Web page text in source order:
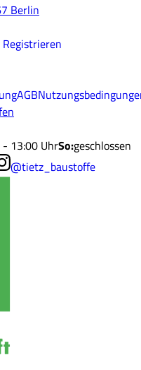
Berlin
AGB
13:00 UhrSo:geschlossen
@tietz_baustoffe